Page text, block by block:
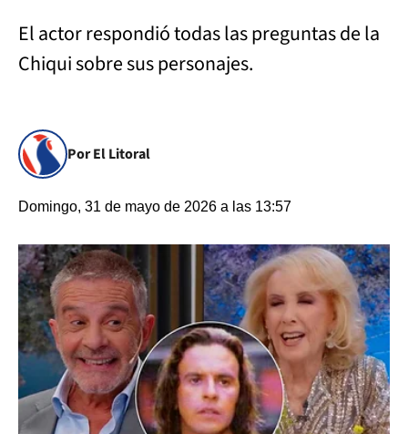
El actor respondió todas las preguntas de la
Chiqui sobre sus personajes.
Por El Litoral
Domingo, 31 de mayo de 2026 a las 13:57